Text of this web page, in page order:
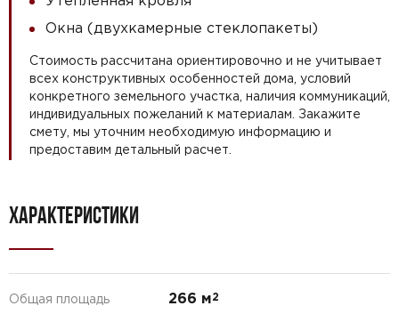
Окна (двухкамерные стеклопакеты)
Стоимость рассчитана ориентировочно и не учитывает
всех конструктивных особенностей дома, условий
конкретного земельного участка, наличия коммуникаций,
индивидуальных пожеланий к материалам. Закажите
смету, мы уточним необходимую информацию и
предоставим детальный расчет.
ХАРАКТЕРИСТИКИ
Общая площадь 266 м2